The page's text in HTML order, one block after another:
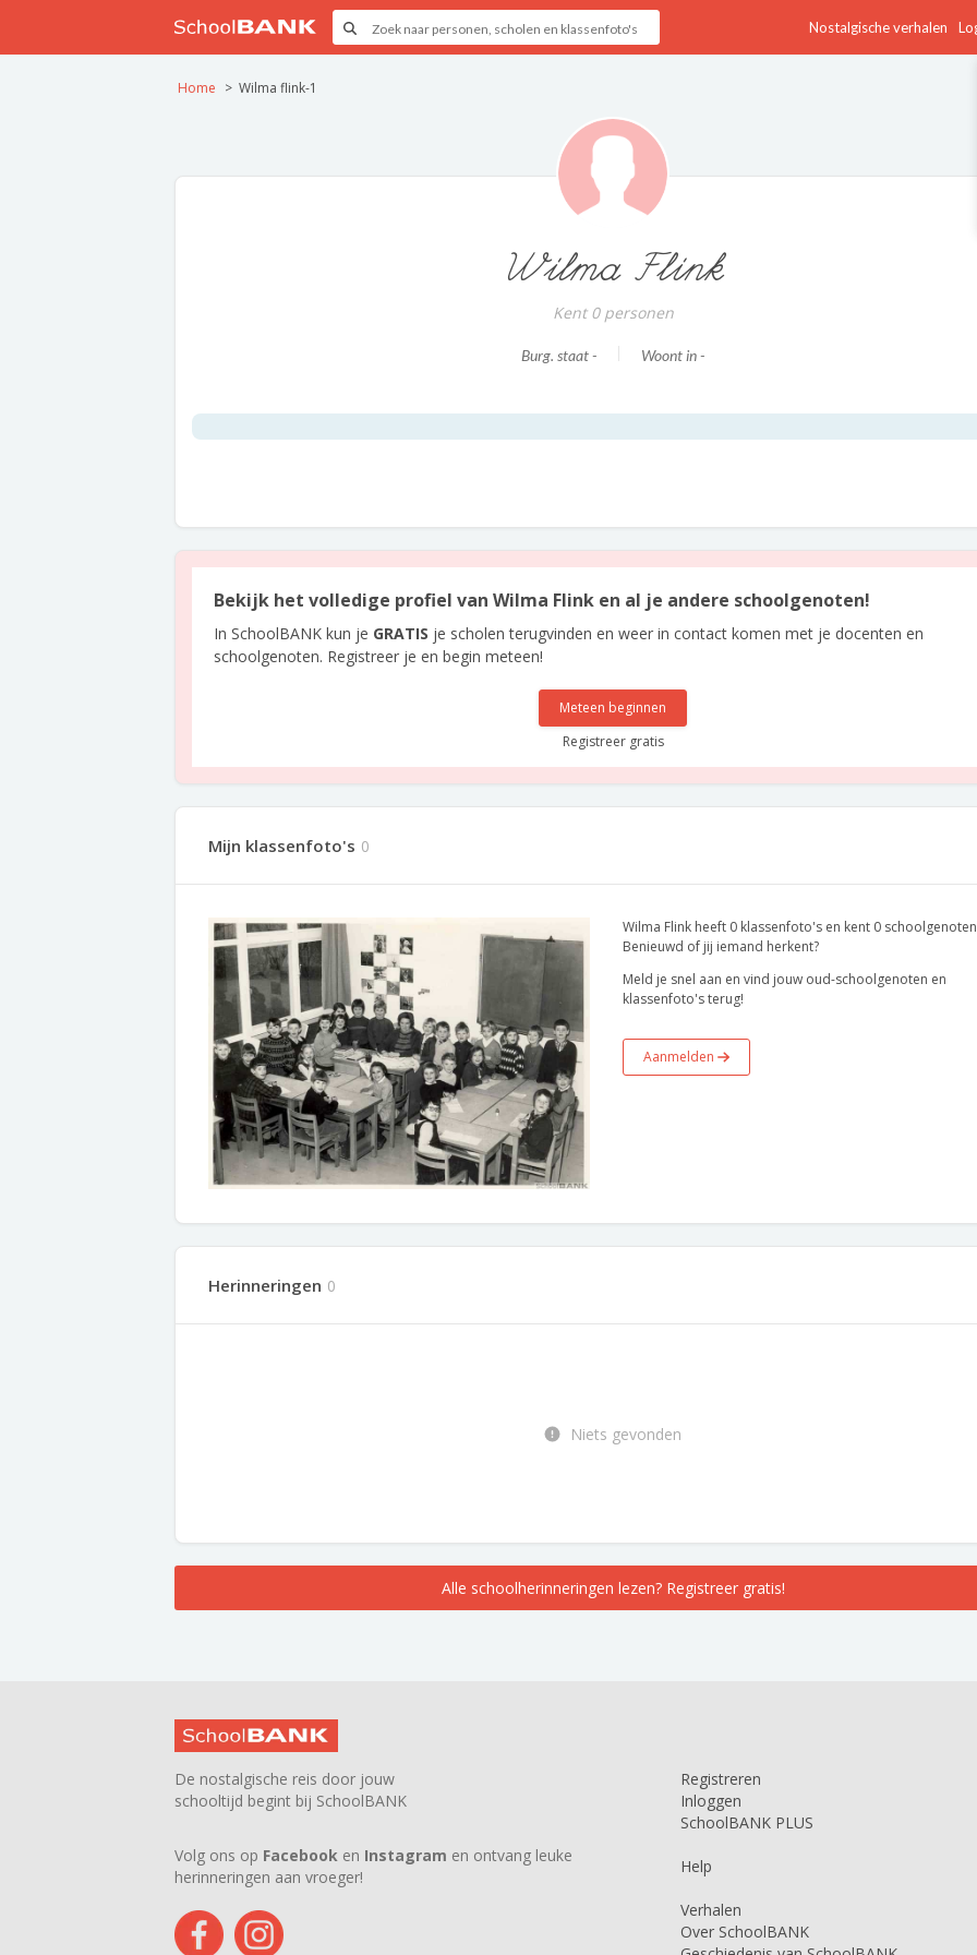
Nostalgische verhalen
Home Wilma flink-1
Wilma Flink
Kent 0 personen
Burg. staat - Woont in -
Bekijk het volledige profiel van Wilma Flink en al je andere schoolgenoten!
In SchoolBANK kun je GRATIS je scholen terugvinden en weer in contact komen met je docenten en
schoolgenoten. Registreer je en begin meteen!
Meteen beginnen
Registreer gratis
Mijn klassenfoto's 0
Wilma Flink heeft 0 klassenfoto's en kent 0
Benieuwd of jij iemand herkent?
Meld je snel aan en vind jouw oud-schoolgenoten en
klassenfoto's terug!
Aanmelden
Herinneringen 0
Niets gevonden
Alle schoolherinneringen lezen? Registreer gratis!
De nostalgische reis door jouw
schooltijd begint bij SchoolBANK
Volg ons op Facebook en Instagram en ontvang leuke
herinneringen aan vroeger!
Registreren
Inloggen
SchoolBANK PLUS
Help
Verhalen
Over SchoolBANK